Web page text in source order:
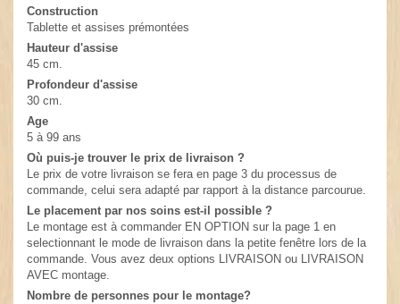
Construction
Tablette et assises prémontées
Hauteur d'assise
45 cm.
Profondeur d'assise
30 cm.
Age
5 à 99 ans
Où puis-je trouver le prix de livraison ?
Le prix de votre livraison se fera en page 3 du processus de
commande, celui sera adapté par rapport à la distance parcourue.
Le placement par nos soins est-il possible ?
Le montage est à commander EN OPTION sur la page 1 en
selectionnant le mode de livraison dans la petite fenêtre lors de la
commande. Vous avez deux options LIVRAISON ou LIVRAISON
AVEC montage.
Nombre de personnes pour le montage?